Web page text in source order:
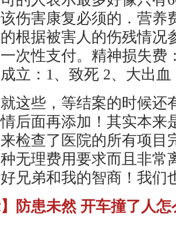
伤害康复必须的．营养
根据被害人的伤残情况
次性支付。精神损失费
立：1、致死 2、大出
这些，等结案的时候还
后面再添加！其实本来
检查了医院的所有项目
无理费用要求而且非常
兄弟和我的智商！我们
】防患未然 开车撞了人怎